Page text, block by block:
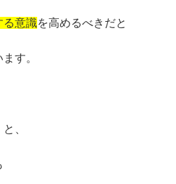
る意識を高めるべきだと
す。
、